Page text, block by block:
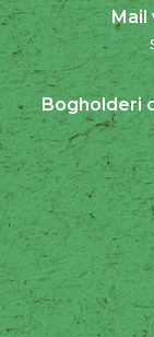
Mail
Bogholderi